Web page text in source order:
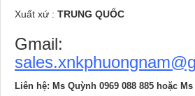
Xuất xứ : TRUNG QUỐC
Gmail:
Liên hệ: Ms Quỳnh 0969 088 885 hoặc Ms